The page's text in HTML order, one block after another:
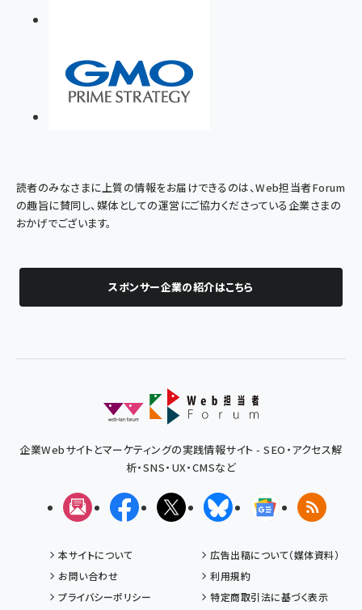
読者のみなさまに上質の情報をお届けできるのは、Web担当者Forum
の趣旨に賛同し、媒体としての運営にご協力くださっている企業さまの
おかげでございます。
スポンサー企業の紹介はこちら
企業Webサイトとマーケティングの実践情報サイト - SEO・アクセス解
析・SNS・UX・CMSなど
メルマガFacebookX(エックス)BlueskyGoogleニュ
RSS
本サイトについて
広告出稿について（媒体資料）
お問い合わせ
利用規約
プライバシーポリシー
特定商取引法に基づく表示